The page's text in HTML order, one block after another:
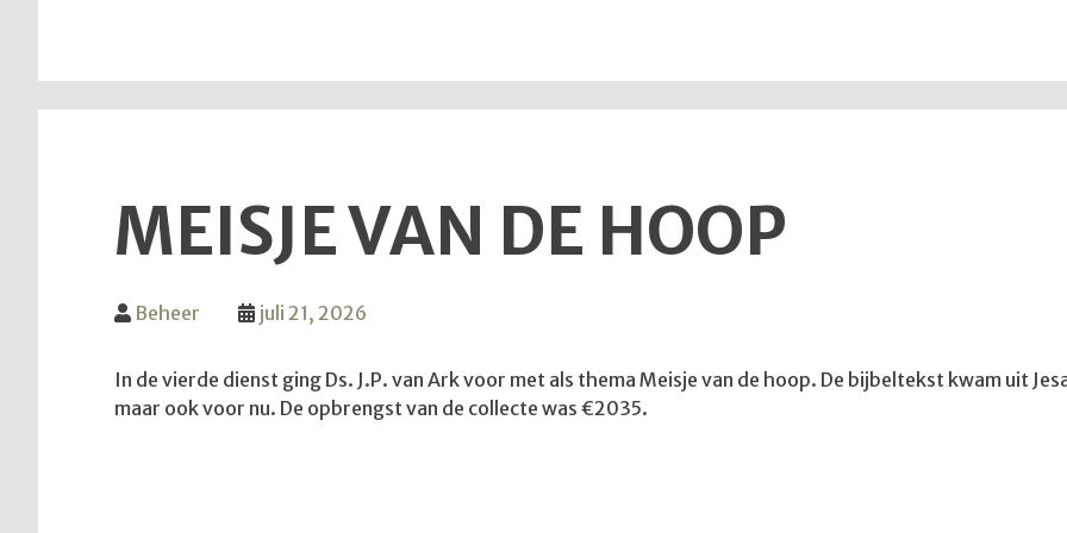
MEISJE VAN DE HOOP
Beheer juli 21, 2026
In de vierde dienst ging Ds. J.P. van Ark voor met als thema Meisje van de hoop. De bijbeltekst kwam uit
maar ook voor nu. De opbrengst van de collecte was €2035.